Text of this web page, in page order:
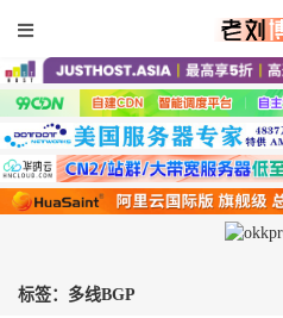
标签：多线BGP